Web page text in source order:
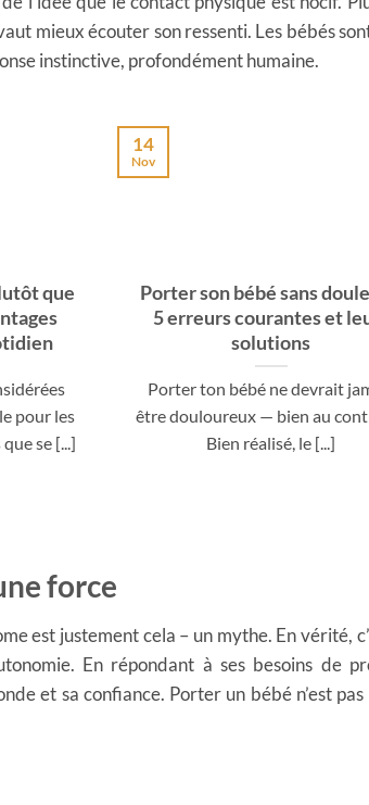
mieux écouter son ressenti. Les bébés
instinctive, profondément humaine.
que
pour les
se [...]
Porter son bébé sans
5 erreurs courantes et
solutions
Porter ton bébé ne devrait
être douloureux — bien au
Bien réalisé, le [...]
14
Nov
force
est justement cela – un mythe. En vérité,
En répondant à ses besoins de
et sa confiance. Porter un bébé n’est pas